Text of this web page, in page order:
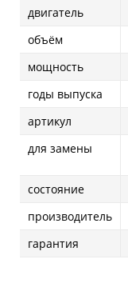
двигатель
объём
мощность
годы выпуска
артикул
для замены
состояние
производитель
гарантия